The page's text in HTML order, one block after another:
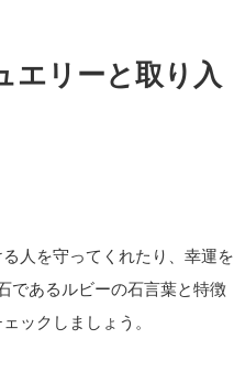
エリーと取り入
人を守ってくれたり、幸運を
であるルビーの石言葉と特徴
ックしましょう。